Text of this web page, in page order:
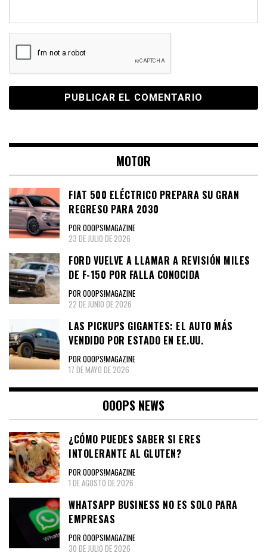
MOTOR
FIAT 500 ELÉCTRICO PREPARA SU GRAN
REGRESO PARA 2030
POR OOOPS!MAGAZINE
23 DE JULIO DE 2026
FORD VUELVE A LLAMAR A REVISIÓN MILES
DE F-150 POR FALLA CONOCIDA
POR OOOPS!MAGAZINE
22 DE JUNIO DE 2026
LAS PICKUPS GIGANTES: EL AUTO MÁS
VENDIDO POR ESTADO EN EE.UU.
POR OOOPS!MAGAZINE
17 DE MAYO DE 2026
OOOPS NEWS
¿CÓMO PUEDES SABER SI ERES
INTOLERANTE AL GLUTEN?
POR OOOPS!MAGAZINE
1 DE AGOSTO DE 2026
WHATSAPP BUSINESS NO ES SOLO PARA
EMPRESAS
POR OOOPS!MAGAZINE
30 DE JULIO DE 2026